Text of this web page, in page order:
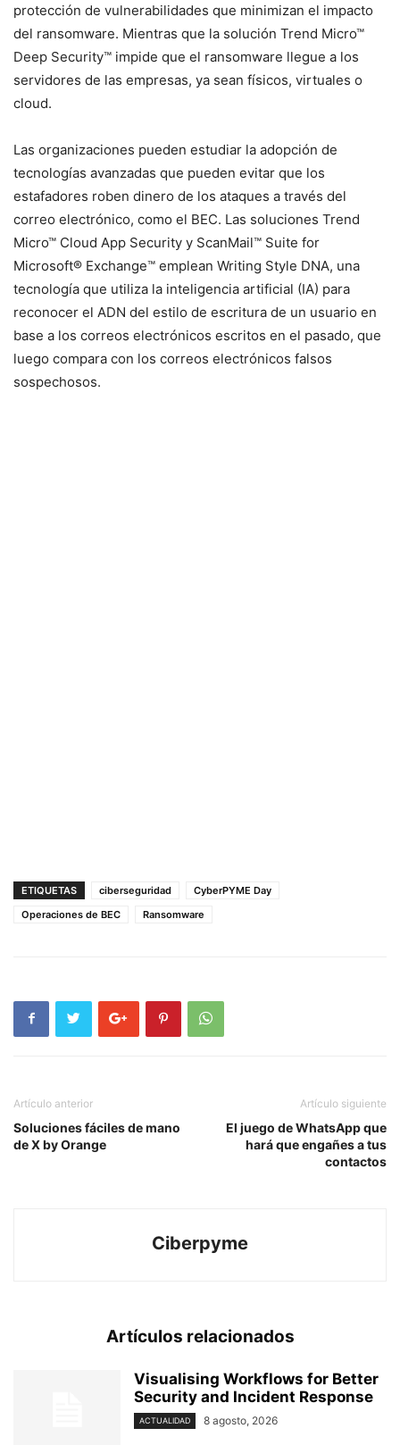
protección de vulnerabilidades que minimizan el impacto
del ransomware. Mientras que la solución Trend Micro™
Deep Security™ impide que el ransomware llegue a los
servidores de las empresas, ya sean físicos, virtuales o
cloud.
Las organizaciones pueden estudiar la adopción de
tecnologías avanzadas que pueden evitar que los
estafadores roben dinero de los ataques a través del
correo electrónico, como el BEC. Las soluciones Trend
Micro™ Cloud App Security y ScanMail™ Suite for
Microsoft® Exchange™ emplean Writing Style DNA, una
tecnología que utiliza la inteligencia artificial (IA) para
reconocer el ADN del estilo de escritura de un usuario en
base a los correos electrónicos escritos en el pasado, que
luego compara con los correos electrónicos falsos
sospechosos.
ETIQUETAS ciberseguridad
CyberPYME Day
Operaciones de BEC
Ransomware
Artículo anterior
Soluciones fáciles de mano
de X by Orange
Artículo siguiente
El juego de WhatsApp que
hará que engañes a tus
contactos
Ciberpyme
Artículos relacionados
Visualising Workflows for Better
Security and Incident Response
ACTUALIDAD 8 agosto, 2026